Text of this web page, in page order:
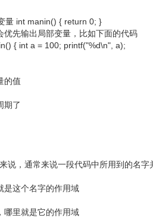
量 int manin() { return 0; }
先输出局部变量，比如下面的代码
{ int a = 100; printf("%d\n", a);
的值
期了
说，通常来说一段代码中所用到的名字
是这个名字的作用域
哪里就是它的作用域